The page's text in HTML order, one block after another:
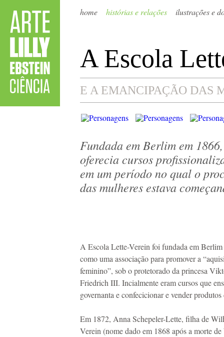
home histórias e relações ilustrações e
A Escola
E A EMANCIPAÇÃO DAS
Fundada em Berlim em
oferecia cursos
em um período no qual o
das mulheres estava
A Escola Lette-Verein foi fundada em
como uma associação para promover a
feminino”, sob o protetorado da princesa
Friedrich III. Incialmente eram cursos que
governanta e confecicionar e vender
Em 1872, Anna Schepeler-Lette, filha de
Verein (nome dado em 1868 após a morte